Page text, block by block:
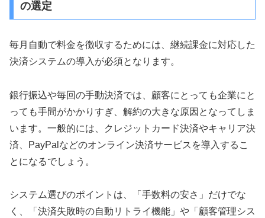
の選定
毎月自動で料金を徴収するためには、継続課金に対応した
決済システムの導入が必須となります。
銀行振込や毎回の手動決済では、顧客にとっても企業にと
っても手間がかかりすぎ、解約の大きな原因となってしま
います。一般的には、クレジットカード決済やキャリア決
済、PayPalなどのオンライン決済サービスを導入するこ
とになるでしょう。
システム選びのポイントは、「手数料の安さ」だけでな
く、「決済失敗時の自動リトライ機能」や「顧客管理シス